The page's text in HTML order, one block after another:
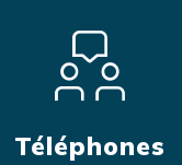
Téléphones